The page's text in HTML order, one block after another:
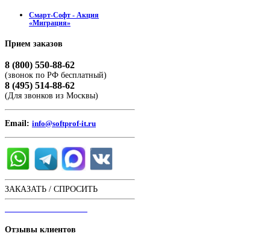
Смарт-Софт - Акция
«Миграция»
Прием заказов
8 (800) 550-88-62
(звонок по РФ бесплатный)
8 (495) 514-88-62
(Для звонков из Москвы)
Email: info@softprof-it.ru
ЗАКАЗАТЬ / СПРОСИТЬ
Отзывы клиентов